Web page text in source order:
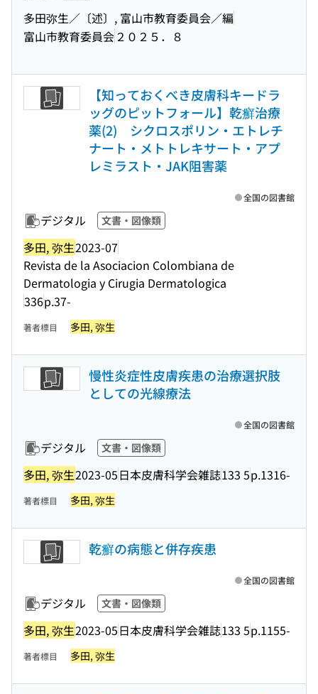
多田弥生／〔述〕, 富山市教育委員会／編
富山市教育委員会 ２０２５．８
【知っておくべき皮膚科キードラ
ッグのピットフォール】乾癬治療
薬(2) シクロスポリン・エトレチ
ナート・メトトレキサート・アプ
レミラスト・JAK阻害薬
デジタル 文書・図像類
多田, 弥生2023-07
Revista de la Asociacion Colombiana de
Dermatologia y Cirugia Dermatologica
336p.37-
全国の図書館
著者標目 多田, 弥生
慢性炎症性皮膚疾患の治療選択肢
としての光線療法
デジタル 文書・図像類
多田, 弥生2023-05日本皮膚科学会雑誌133 5p.1316-
全国の図書館
著者標目 多田, 弥生
乾癬の病態と併存疾患
デジタル 文書・図像類
多田, 弥生2023-05日本皮膚科学会雑誌133 5p.1155-
全国の図書館
著者標目 多田, 弥生